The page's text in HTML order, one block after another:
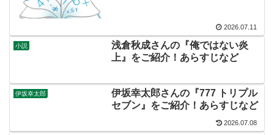
2026.07.11
小説
浅倉秋成さんの『俺ではない炎
上』をご紹介！あらすじなど
伊坂幸太郎
伊坂幸太郎さんの『777 トリプル
セブン』をご紹介！あらすじなど
2026.07.08